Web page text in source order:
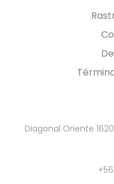
Diagonal Oriente